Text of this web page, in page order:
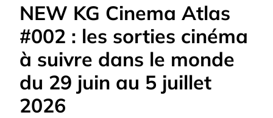
NEW KG Cinema Atlas
#002 : les sorties cinéma
à suivre dans le monde
du 29 juin au 5 juillet
2026